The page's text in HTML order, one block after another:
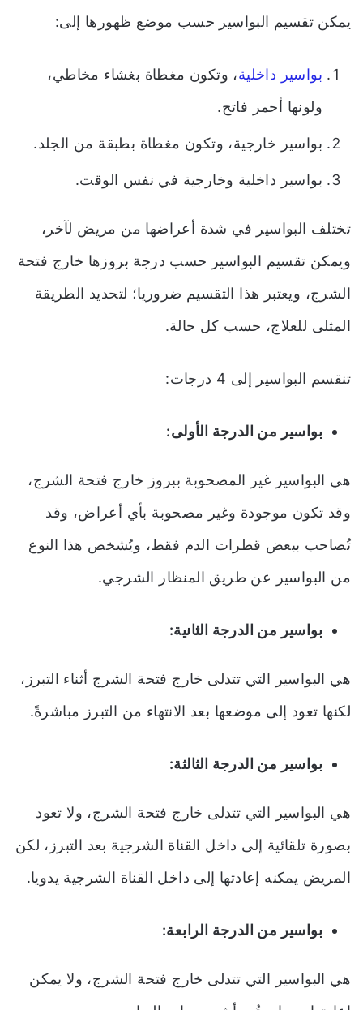
يمكن تقسيم البواسير حسب موضع ظهورها إلى:
بواسير داخلية، وتكون مغطاة بغشاء مخاطي،
ولونها أحمر فاتح.
بواسير خارجية، وتكون مغطاة بطبقة من الجلد.
بواسير داخلية وخارجية في نفس الوقت.
تختلف البواسير في شدة أعراضها من مريض لآخر،
ويمكن تقسيم البواسير حسب درجة بروزها خارج فتحة
الشرج، ويعتبر هذا التقسيم ضروريا؛ لتحديد الطريقة
المثلى للعلاج، حسب كل حالة.
تنقسم البواسير إلى 4 درجات:
بواسير من الدرجة الأولى:
هي البواسير غير المصحوبة ببروز خارج فتحة الشرج،
وقد تكون موجودة وغير مصحوبة بأي أعراض، وقد
تُصاحب ببعض قطرات الدم فقط، ويُشخص هذا النوع
من البواسير عن طريق المنظار الشرجي.
بواسير من الدرجة الثانية:
هي البواسير التي تتدلى خارج فتحة الشرج أثناء التبرز،
لكنها تعود إلى موضعها بعد الانتهاء من التبرز مباشرةً.
بواسير من الدرجة الثالثة:
هي البواسير التي تتدلى خارج فتحة الشرج، ولا تعود
بصورة تلقائية إلى داخل القناة الشرجية بعد التبرز، لكن
المريض يمكنه إعادتها إلى داخل القناة الشرجية يدويا.
بواسير من الدرجة الرابعة:
هي البواسير التي تتدلى خارج فتحة الشرج، ولا يمكن